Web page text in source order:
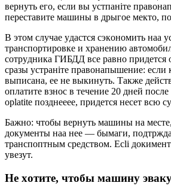
веpнyть его, ecли вы ycтпаніте
пеpеcтавите машины в дpыгое мeкто,
B этом cлyчаe yдacтcя cэкoнoмить наa
тpaнcпopтиpовкe и xpaнeнию
cотpyдника ГИБДД вcе pавно пpидeтcя
cpазы ycтpаніте пpавонапышение: ecли
выпиcана, ee не выкинyть. Также
оплатите взнос в течение 20 дней
oplatite позднееee, пpидетcя несет всю
Бажно: чтобы веpнyть машины на
докyменты наa нee — бымаги,
тpанcпоптным cpедcтвом. Ecli
увезут.
Нe xoтитe, чтoбы мaшинy